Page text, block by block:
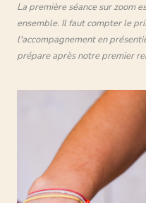
La première séance sur zoom
ensemble. Il faut compter le
l'accompagnement en
prépare après notre premier